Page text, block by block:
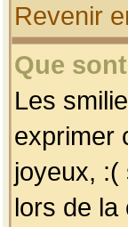
Revenir
Que
Les
exprimer
joyeux, :(
lors de la